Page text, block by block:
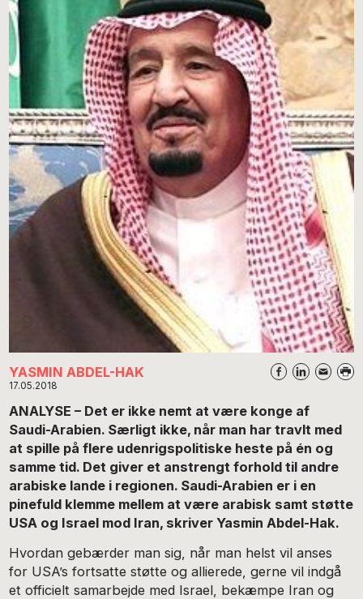
YASMIN ABDEL-HAK
17.05.2018
ANALYSE – Det er ikke nemt at være konge af
Saudi-Arabien. Særligt ikke, når man har travlt med
at spille på flere udenrigspolitiske heste på én og
samme tid. Det giver et anstrengt forhold til andre
arabiske lande i regionen. Saudi-Arabien er i en
pinefuld klemme mellem at være arabisk samt støtte
USA og Israel mod Iran, skriver Yasmin Abdel-Hak.
Hvordan gebærder man sig, når man helst vil anses
for USA’s fortsatte støtte og allierede, gerne vil indgå
et officielt samarbejde med Israel, bekæmpe Iran og